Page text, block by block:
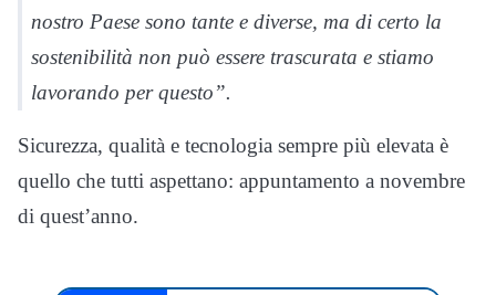
nostro Paese sono tante e diverse, ma di certo la
sostenibilità non può essere trascurata e stiamo
lavorando per questo”.
Sicurezza, qualità e tecnologia sempre più elevata è
quello che tutti aspettano: appuntamento a novembre
di quest’anno.